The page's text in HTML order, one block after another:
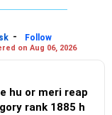
hardware options,
| Money |
-
Follow
on Aug 06, 2026
hu or meri reap
rank 1885 h